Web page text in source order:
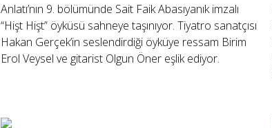
Anlatı’nın 9. bölümünde Sait Faik Abasıyanık imzalı
“Hişt Hişt” öyküsü sahneye taşınıyor. Tiyatro sanatçısı
Hakan Gerçek’in seslendirdiği öyküye ressam Birim
Erol Veysel ve gitarist Olgun Öner eşlik ediyor.